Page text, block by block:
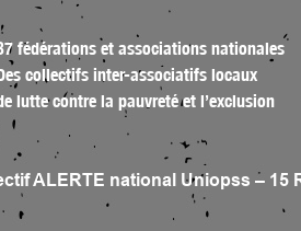
fédérations et associations nationales
collectifs inter-associatifs locaux
lutte contre la pauvreté et l’exclusion
ALERTE national Uniopss – 15